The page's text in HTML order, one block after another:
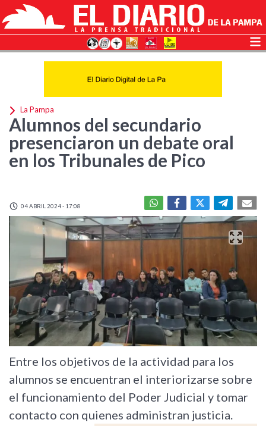
La Pampa
Alumnos del secundario
presenciaron un debate oral
en los Tribunales de Pico
04 ABRIL 2024 - 17:08
Entre los objetivos de la actividad para los
alumnos se encuentran el interiorizarse sobre
el funcionamiento del Poder Judicial y tomar
contacto con quienes administran justicia.